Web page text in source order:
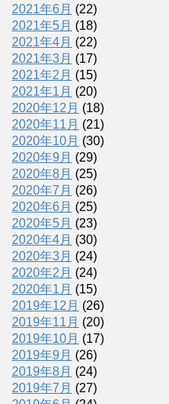
2021年6月 (22)
2021年5月 (18)
2021年4月 (22)
2021年3月 (17)
2021年2月 (15)
2021年1月 (20)
2020年12月 (18)
2020年11月 (21)
2020年10月 (30)
2020年9月 (29)
2020年8月 (25)
2020年7月 (26)
2020年6月 (25)
2020年5月 (23)
2020年4月 (30)
2020年3月 (24)
2020年2月 (24)
2020年1月 (15)
2019年12月 (26)
2019年11月 (20)
2019年10月 (17)
2019年9月 (26)
2019年8月 (24)
2019年7月 (27)